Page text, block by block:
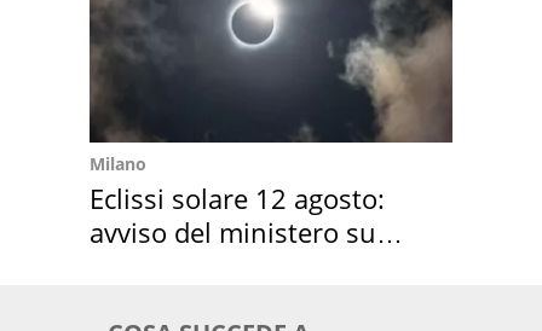
Milano
Eclissi solare 12 agosto:
avviso del ministero su